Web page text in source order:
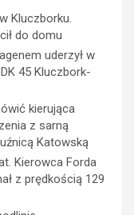
Kluczborku.
do domu
uderzył w
45 Kluczbork-
kierująca
z sarną
Katowską
Kierowca Forda
z prędkością 129